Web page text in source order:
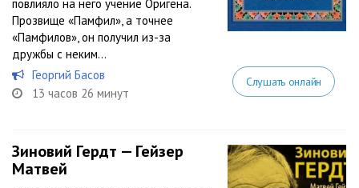
повлияло на него учение Оригена.
Прозвище «Памфил», а точнее
«Памфилов», он получил из-за
дружбы с неким...
Георгий Басов
13 часов 26 минут
Слушать онлайн
Зиновий Гердт — Гейзер
Матвей